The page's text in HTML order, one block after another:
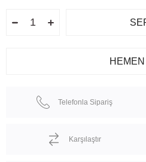
Telefonla Sipariş
Karşılaştır